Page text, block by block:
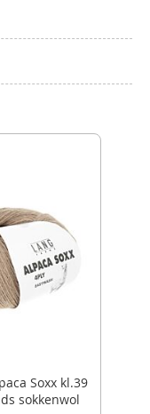
Soxx kl.39
sokkenwol